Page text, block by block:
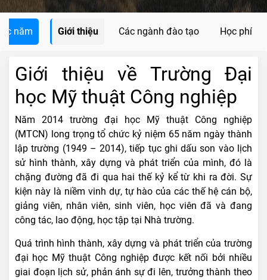
năm Giới thiệu Các ngành đào tạo Học phí
Giới thiệu về Trường Đại
học Mỹ thuật Công nghiệp
Năm 2014 trường đại học Mỹ thuật Công nghiệp
(MTCN) long trọng tổ chức kỷ niệm 65 năm ngày thành
lập trường (1949 – 2014), tiếp tục ghi dấu son vào lịch
sử hình thành, xây dựng và phát triển của mình, đó là
chặng đường đã đi qua hai thế kỷ kể từ khi ra đời. Sự
kiện này là niềm vinh dự, tự hào của các thế hệ cán bộ,
giảng viên, nhân viên, sinh viên, học viên đã và đang
công tác, lao động, học tập tại Nhà trường.
Quá trình hình thành, xây dựng và phát triển của trường
đại học Mỹ thuật Công nghiệp được kết nối bởi nhiều
giai đoạn lịch sử, phản ánh sự đi lên, trưởng thành theo